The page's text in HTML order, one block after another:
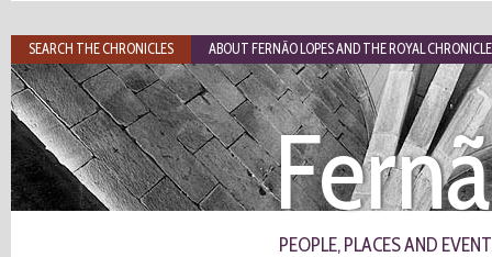
PEOPLE, PLACES AND
SEARCH THE CHRONICLES ABOUT FERNÃO LOPES AND THE ROYAL